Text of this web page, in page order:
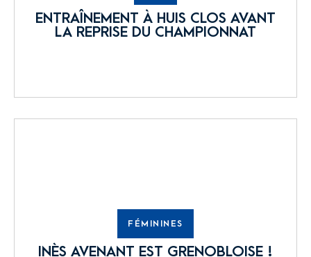
ENTRAÎNEMENT À HUIS CLOS AVANT
LA REPRISE DU CHAMPIONNAT
FÉMININES
INÈS AVENANT EST GRENOBLOISE !